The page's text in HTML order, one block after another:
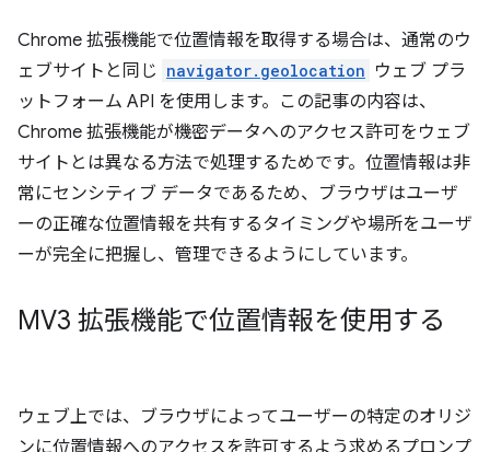
Chrome 拡張機能で位置情報を取得する場合は、通常のウ
ェブサイトと同じ navigator.geolocation ウェブ プラ
ットフォーム API を使用します。この記事の内容は、
Chrome 拡張機能が機密データへのアクセス許可をウェブ
サイトとは異なる方法で処理するためです。位置情報は非
常にセンシティブ データであるため、ブラウザはユーザ
ーの正確な位置情報を共有するタイミングや場所をユーザ
ーが完全に把握し、管理できるようにしています。
MV3 拡張機能で位置情報を使用する
ウェブ上では、ブラウザによってユーザーの特定のオリジ
ンに位置情報へのアクセスを許可するよう求めるプロンプ